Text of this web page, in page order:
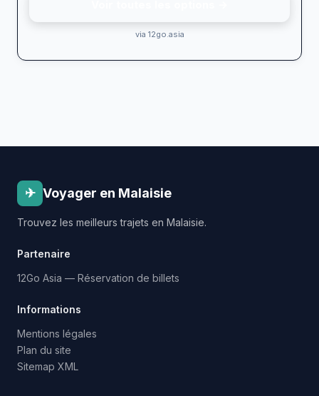
via 12go.asia
✈ Voyager en Malaisie
Trouvez les meilleurs trajets en Malaisie.
Partenaire
12Go Asia — Réservation de billets
Informations
Mentions légales
Plan du site
Sitemap XML